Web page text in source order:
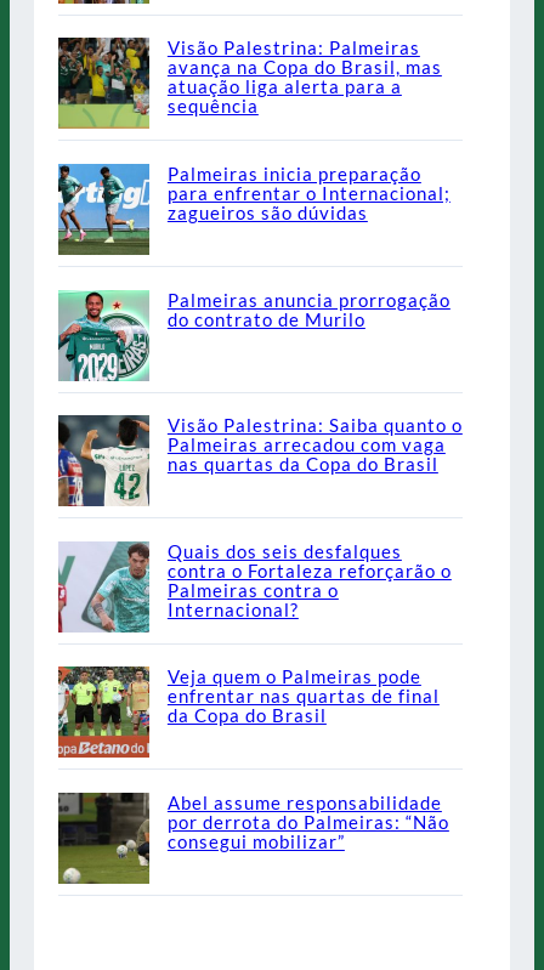
Visão Palestrina: Palmeiras
avança na Copa do Brasil, mas
atuação liga alerta para a
sequência
Palmeiras inicia preparação
para enfrentar o Internacional;
zagueiros são dúvidas
Palmeiras anuncia prorrogação
do contrato de Murilo
Visão Palestrina: Saiba quanto o
Palmeiras arrecadou com vaga
nas quartas da Copa do Brasil
Quais dos seis desfalques
contra o Fortaleza reforçarão o
Palmeiras contra o
Internacional?
Veja quem o Palmeiras pode
enfrentar nas quartas de final
da Copa do Brasil
Abel assume responsabilidade
por derrota do Palmeiras: “Não
consegui mobilizar”